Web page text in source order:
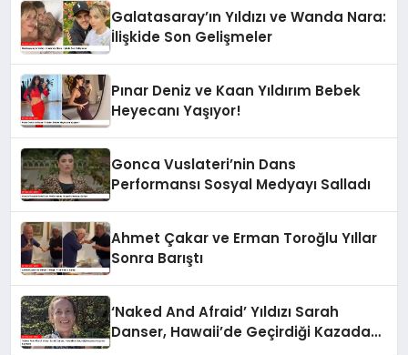
Galatasaray’ın Yıldızı ve Wanda Nara:
İlişkide Son Gelişmeler
Pınar Deniz ve Kaan Yıldırım Bebek
Heyecanı Yaşıyor!
Gonca Vuslateri’nin Dans
Performansı Sosyal Medyayı Salladı
Ahmet Çakar ve Erman Toroğlu Yıllar
Sonra Barıştı
‘Naked And Afraid’ Yıldızı Sarah
Danser, Hawaii’de Geçirdiği Kazada